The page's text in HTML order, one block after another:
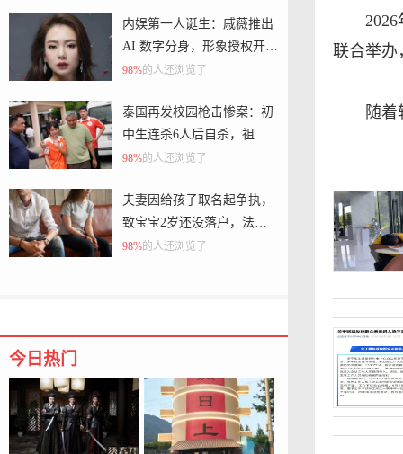
内娱第一人诞生：戚薇推出
AI 数字分身，形象授权开
放，律师警示慎出售肖像权
98%的人还浏览了
泰国再发校园枪击惨案：初
中生连杀6人后自杀，祖父
母也未能幸免
98%的人还浏览了
夫妻因给孩子取名起争执，
致宝宝2岁还没落户，法官
调解后当庭取名：双方各定
98%的人还浏览了
今日热门
联合举办
随